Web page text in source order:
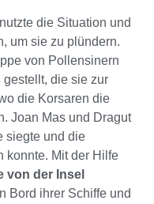
die Situation und
um sie zu plündern.
von Pollensinern
gestellt, die sie zur
die Korsaren die
Joan Mas und Dragut
siegte und die
konnte. Mit der Hilfe
von der Insel
Bord ihrer Schiffe und